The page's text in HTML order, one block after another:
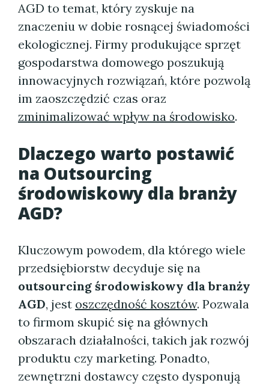
AGD to temat, który zyskuje na
znaczeniu w dobie rosnącej świadomości
ekologicznej. Firmy produkujące sprzęt
gospodarstwa domowego poszukują
innowacyjnych rozwiązań, które pozwolą
im zaoszczędzić czas oraz
zminimalizować wpływ na środowisko.
Dlaczego warto postawić
na Outsourcing
środowiskowy dla branży
AGD?
Kluczowym powodem, dla którego wiele
przedsiębiorstw decyduje się na
outsourcing środowiskowy dla branży
AGD, jest oszczędność kosztów. Pozwala
to firmom skupić się na głównych
obszarach działalności, takich jak rozwój
produktu czy marketing. Ponadto,
zewnętrzni dostawcy często dysponują